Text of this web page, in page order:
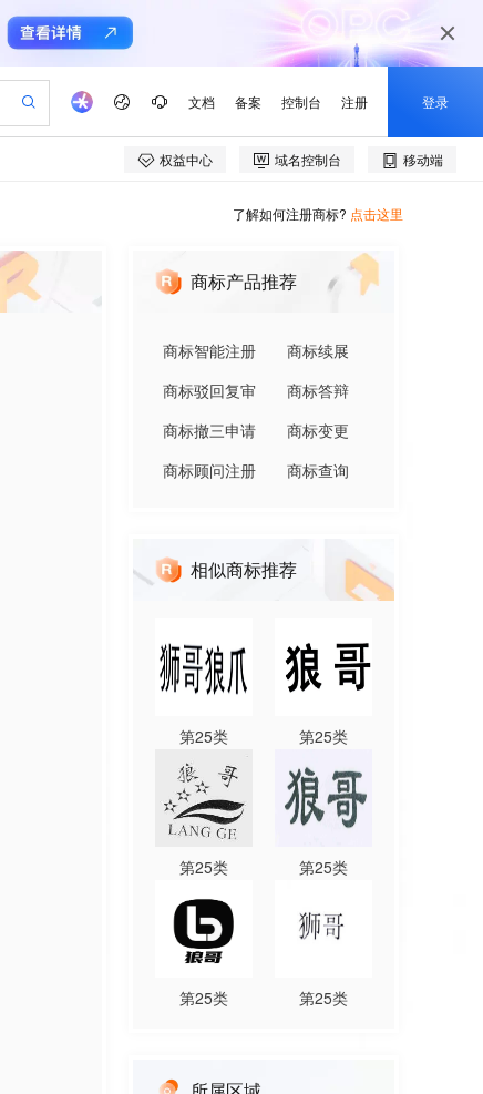
了解如何注册商标? 点击这里
商标产品推荐
商标智能注册
商标续展
商标驳回复审
商标答辩
商标撤三申请
商标变更
商标顾问注册
商标查询
相似商标推荐
第25类 第25类
第25类 第25类
第25类 第25类